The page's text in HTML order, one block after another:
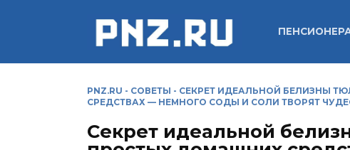
PNZ.RU - СОВЕТЫ - СЕКРЕТ ИДЕАЛЬНОЙ БЕЛИЗНЫ
СРЕДСТВАХ — НЕМНОГО СОДЫ И СОЛИ ТВОРЯТ
Секрет идеальной